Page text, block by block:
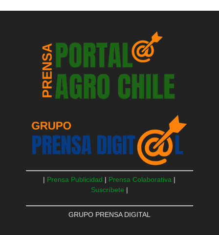
| Prensa Publicidad | Prensa Colaborativa |
Suscríbete |
GRUPO PRENSA DIGITAL